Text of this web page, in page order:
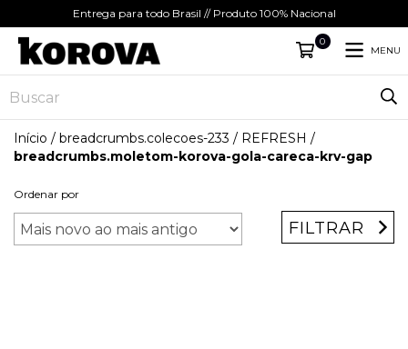
Entrega para todo Brasil // Produto 100% Nacional
0
MENU
Início / breadcrumbs.colecoes-233 / REFRESH /
breadcrumbs.moletom-korova-gola-careca-krv-gap
Ordenar por
FILTRAR